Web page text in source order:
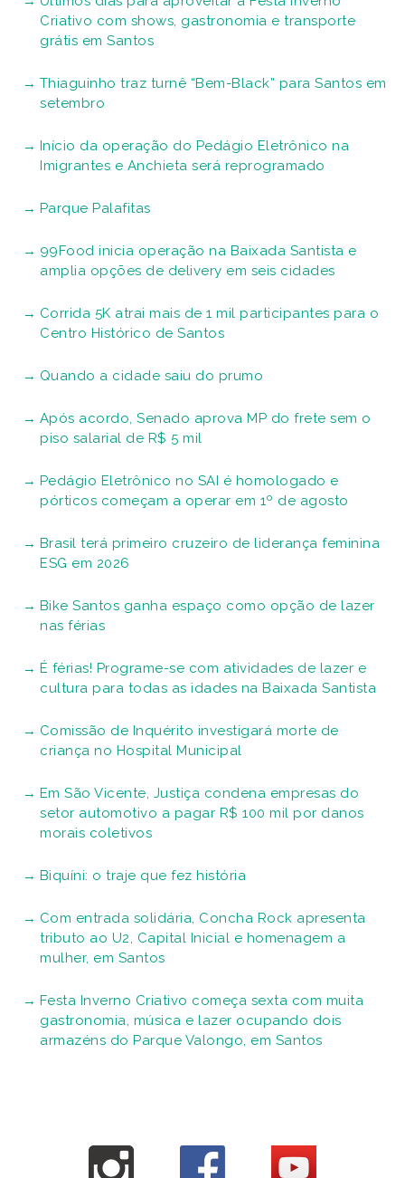
Criativo com shows, gastronomia e transporte
grátis em Santos
Thiaguinho traz turnê “Bem-Black” para Santos em
setembro
Início da operação do Pedágio Eletrônico na
Imigrantes e Anchieta será reprogramado
Parque Palafitas
99Food inicia operação na Baixada Santista e
amplia opções de delivery em seis cidades
Corrida 5K atrai mais de 1 mil participantes para o
Centro Histórico de Santos
Quando a cidade saiu do prumo
Após acordo, Senado aprova MP do frete sem o
piso salarial de R$ 5 mil
Pedágio Eletrônico no SAI é homologado e
pórticos começam a operar em 1º de agosto
Brasil terá primeiro cruzeiro de liderança feminina
ESG em 2026
Bike Santos ganha espaço como opção de lazer
nas férias
É férias! Programe-se com atividades de lazer e
cultura para todas as idades na Baixada Santista
Comissão de Inquérito investigará morte de
criança no Hospital Municipal
Em São Vicente, Justiça condena empresas do
setor automotivo a pagar R$ 100 mil por danos
morais coletivos
Biquíni: o traje que fez história
Com entrada solidária, Concha Rock apresenta
tributo ao U2, Capital Inicial e homenagem a
mulher, em Santos
Festa Inverno Criativo começa sexta com muita
gastronomia, música e lazer ocupando dois
armazéns do Parque Valongo, em Santos